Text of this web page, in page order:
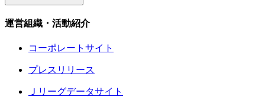
運営組織・活動紹介
コーポレートサイト
プレスリリース
Ｊリーグデータサイト